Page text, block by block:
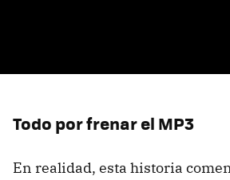
Todo por frenar el MP3
En realidad, esta historia